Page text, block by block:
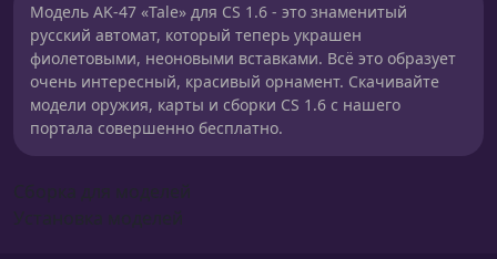
Модель AK-47 «Tale» для CS 1.6 - это знаменитый
русский автомат, который теперь украшен
фиолетовыми, неоновыми вставками. Всё это образует
очень интересный, красивый орнамент. Скачивайте
модели оружия, карты и сборки CS 1.6 с нашего
портала совершенно бесплатно.